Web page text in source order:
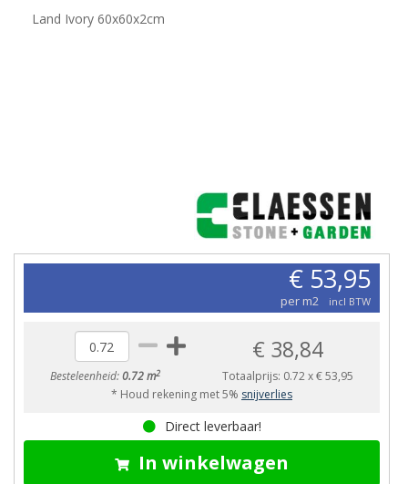
Land Ivory 60x60x2cm
€ 53,95
per m2 incl BTW
Besteleenheid:0.72 m2
€ 38,84
Totaalprijs: 0.72x€ 53,95
* Houd rekening met 5% snijverlies
Direct leverbaar!
In winkelwagen